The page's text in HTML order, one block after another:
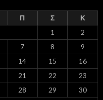
Π Σ Κ
1
2
7 8
9
14 15
16
21 22
23
28 29
30